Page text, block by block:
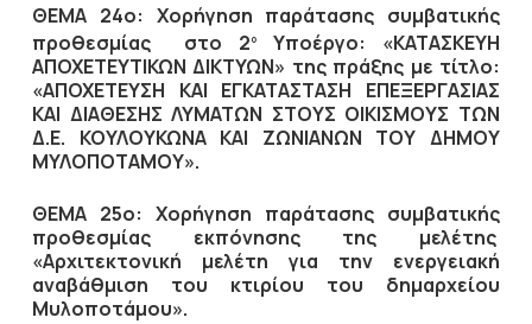
ΘΕΜΑ 24ο: Χορήγηση παράτασης συμβατικής
προθεσμίας
στο 2ο Υποέργο: «ΚΑΤΑΣΚΕΥΗ
ΑΠΟΧΕΤΕΥΤΙΚΩΝ ΔΙΚΤΥΩΝ» της πράξης με τίτλο:
«ΑΠΟΧΕΤΕΥΣΗ ΚΑΙ ΕΓΚΑΤΑΣΤΑΣΗ ΕΠΕΞΕΡΓΑΣΙΑΣ
ΚΑΙ ΔΙΑΘΕΣΗΣ ΛΥΜΑΤΩΝ ΣΤΟΥΣ ΟΙΚΙΣΜΟΥΣ ΤΩΝ
Δ.Ε. ΚΟΥΛΟΥΚΩΝΑ ΚΑΙ ΖΩΝΙΑΝΩΝ ΤΟΥ ΔΗΜΟΥ
ΜΥΛΟΠΟΤΑΜΟΥ».
ΘΕΜΑ 25ο: Χορήγηση παράτασης συμβατικής
προθεσμίας εκπόνησης της μελέτης
«Αρχιτεκτονική μελέτη για την ενεργειακή
αναβάθμιση του κτιρίου του δημαρχείου
Μυλοποτάμου».